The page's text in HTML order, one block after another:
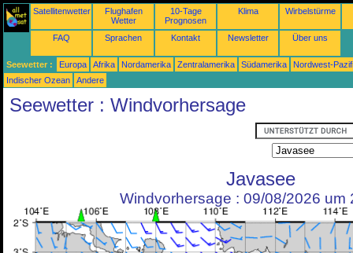
Satellitenwetter
Flughafen
Wetter
10-Tage
Prognosen
Klima Wirbelstürme
FAQ Sprachen Kontakt Newsletter Über uns
Seewetter : Europa Afrika Nordamerika Zentralamerika Südamerika
Nordwest-
Indischer Ozean
Andere
Seewetter : Windvorhersage
Javasee
Windvorhersage : 09/08/2026 um